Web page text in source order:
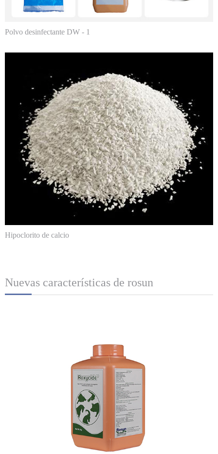
Polvo desinfectante DW - 1
Hipoclorito de calcio
Nuevas características de rosun